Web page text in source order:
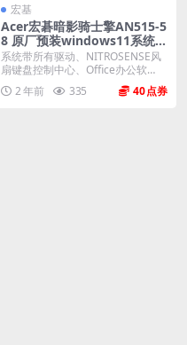
宏基
Acer宏碁暗影骑士擎AN515-5
8 原厂预装windows11系统O
EM系统下载
系统带所有驱动、NITROSENSE风
扇键盘控制中心、Office办公软
件、出厂...
2 年前 335 40